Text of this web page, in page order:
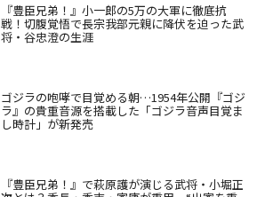
『豊臣兄弟！』小一郎の5万の大軍に徹底抗
戦！切腹覚悟で長宗我部元親に降伏を迫った武
将・谷忠澄の生涯
ゴジラの咆哮で目覚める朝…1954年公開『ゴジ
ラ』の貴重音源を搭載した「ゴジラ音声目覚ま
し時計」が新発売
『豊臣兄弟！』で萩原護が演じる武将・小堀正